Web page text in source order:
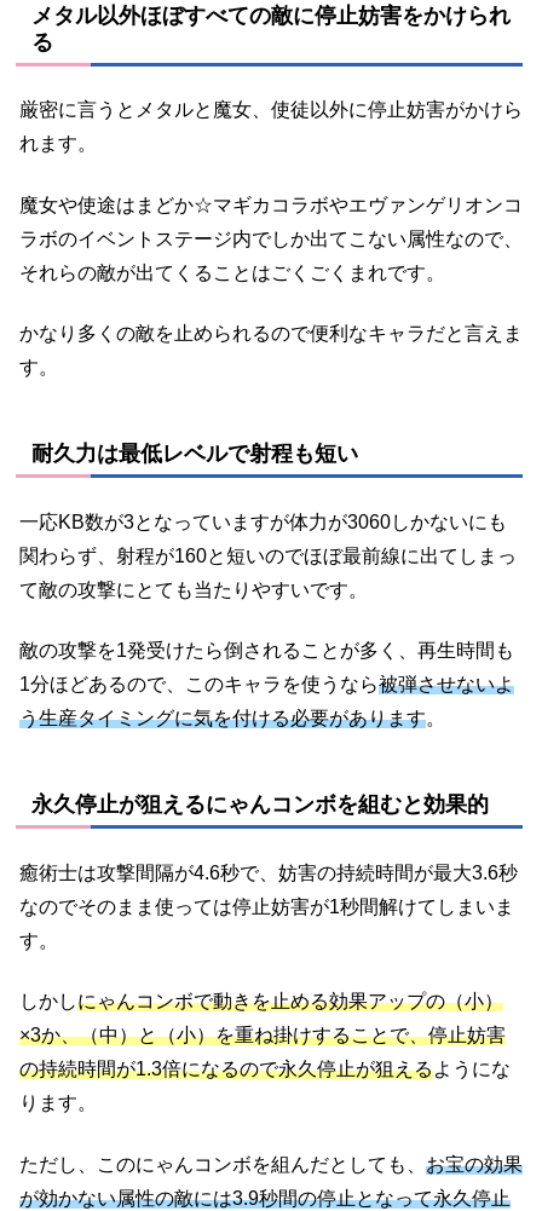
メタル以外ほぼすべての敵に停止妨害をかけられ
る
厳密に言うとメタルと魔女、使徒以外に停止妨害がかけら
れます。
魔女や使途はまどか☆マギカコラボやエヴァンゲリオンコ
ラボのイベントステージ内でしか出てこない属性なので、
それらの敵が出てくることはごくごくまれです。
かなり多くの敵を止められるので便利なキャラだと言えま
す。
耐久力は最低レベルで射程も短い
一応KB数が3となっていますが体力が3060しかないにも
関わらず、射程が160と短いのでほぼ最前線に出てしまっ
て敵の攻撃にとても当たりやすいです。
敵の攻撃を1発受けたら倒されることが多く、再生時間も
1分ほどあるので、このキャラを使うなら被弾させないよ
う生産タイミングに気を付ける必要があります。
永久停止が狙えるにゃんコンボを組むと効果的
癒術士は攻撃間隔が4.6秒で、妨害の持続時間が最大3.6秒
なのでそのまま使っては停止妨害が1秒間解けてしまいま
す。
しかしにゃんコンボで動きを止める効果アップの（小）
×3か、（中）と（小）を重ね掛けすることで、停止妨害
の持続時間が1.3倍になるので永久停止が狙えるようにな
ります。
ただし、このにゃんコンボを組んだとしても、 お宝の効果
が効かない属性の敵には3.9秒間の停止となって永久停止